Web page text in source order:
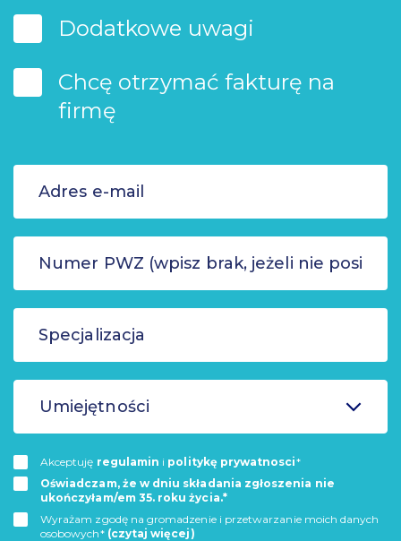
Dodatkowe uwagi
Chcę otrzymać fakturę na
firmę
Umiejętności
Akceptuję regulamin i politykę prywatnosci*
Oświadczam, że w dniu składania zgłoszenia nie
ukończyłam/em 35. roku życia.*
Wyrażam zgodę na gromadzenie i przetwarzanie moich danych
osobowych* (czytaj więcej)